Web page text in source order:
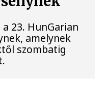
23. HunGarian
amelynek
szombatig